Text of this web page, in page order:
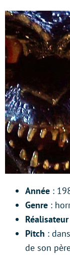
Année :
Genre :
Réalisateur
Pitch :
de son